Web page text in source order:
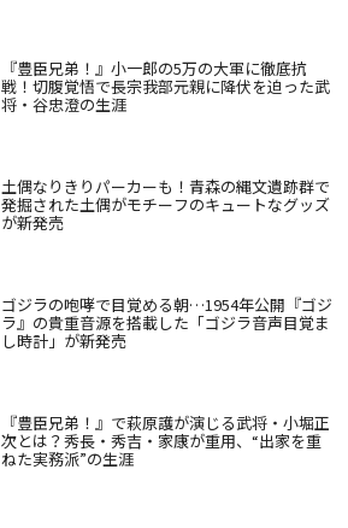
『豊臣兄弟！』小一郎の5万の大軍に徹底抗
戦！切腹覚悟で長宗我部元親に降伏を迫った武
将・谷忠澄の生涯
土偶なりきりパーカーも！青森の縄文遺跡群で
発掘された土偶がモチーフのキュートなグッズ
が新発売
ゴジラの咆哮で目覚める朝…1954年公開『ゴジ
ラ』の貴重音源を搭載した「ゴジラ音声目覚ま
し時計」が新発売
『豊臣兄弟！』で萩原護が演じる武将・小堀正
次とは？秀長・秀吉・家康が重用、“出家を重
ねた実務派”の生涯